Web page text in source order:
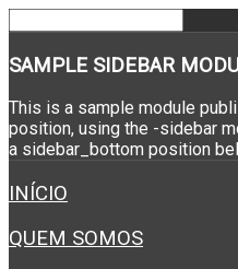
SAMPLE SIDEBAR
This is a sample module
position, using the -sidebar
a sidebar_bottom position
INÍCIO
QUEM SOMOS